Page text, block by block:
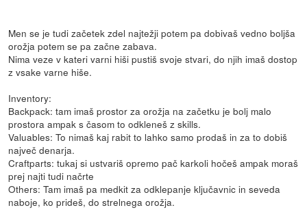
Men se je tudi začetek zdel najtežji potem pa dobivaš vedno boljša
orožja potem se pa začne zabava.
Nima veze v kateri varni hiši pustiš svoje stvari, do njih imaš dostop
z vsake varne hiše.
Inventory:
Backpack: tam imaš prostor za orožja na začetku je bolj malo
prostora ampak s časom to odkleneš z skills.
Valuables: To nimaš kaj rabit to lahko samo prodaš in za to dobiš
največ denarja.
Craftparts: tukaj si ustvariš opremo pač karkoli hočeš ampak moraš
prej najti tudi načrte
Others: Tam imaš pa medkit za odklepanje ključavnic in seveda
naboje, ko prideš, do strelnega orožja.